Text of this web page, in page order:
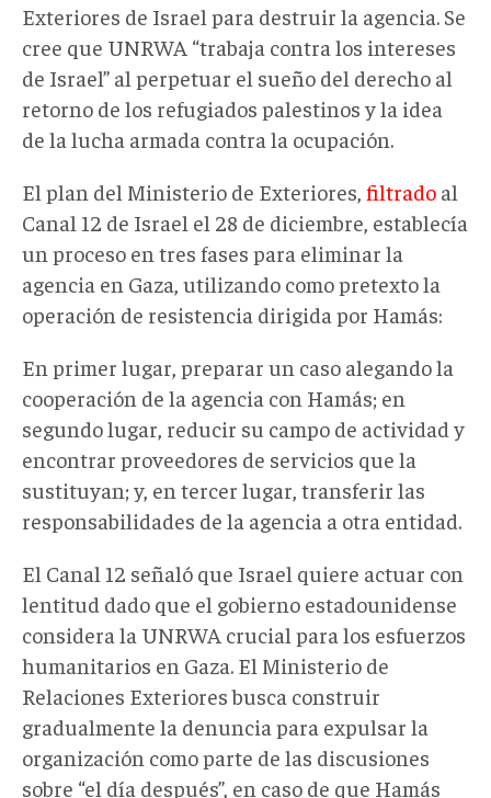
Exteriores de Israel para destruir la agencia. Se
cree que UNRWA “trabaja contra los intereses
de Israel” al perpetuar el sueño del derecho al
retorno de los refugiados palestinos y la idea
de la lucha armada contra la ocupación.
El plan del Ministerio de Exteriores, filtrado al
Canal 12 de Israel el 28 de diciembre, establecía
un proceso en tres fases para eliminar la
agencia en Gaza, utilizando como pretexto la
operación de resistencia dirigida por Hamás:
En primer lugar, preparar un caso alegando la
cooperación de la agencia con Hamás; en
segundo lugar, reducir su campo de actividad y
encontrar proveedores de servicios que la
sustituyan; y, en tercer lugar, transferir las
responsabilidades de la agencia a otra entidad.
El Canal 12 señaló que Israel quiere actuar con
lentitud dado que el gobierno estadounidense
considera la UNRWA crucial para los esfuerzos
humanitarios en Gaza. El Ministerio de
Relaciones Exteriores busca construir
gradualmente la denuncia para expulsar la
organización como parte de las discusiones
sobre “el día después”, en caso de que Hamás